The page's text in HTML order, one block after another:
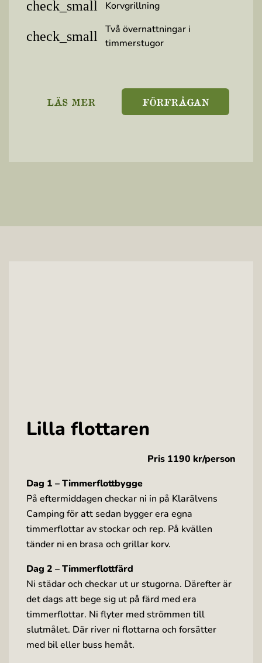
check_small Korvgrillning
check_small
Två övernattningar i
timmerstugor
LÄS MER FÖRFRÅGAN
Lilla flottaren
Pris 1190 kr/person
Dag 1 – Timmerflottbygge
På eftermiddagen checkar ni in på Klarälvens
Camping för att sedan bygger era egna
timmerflottar av stockar och rep. På kvällen
tänder ni en brasa och grillar korv.
Dag 2 – Timmerflottfärd
Ni städar och checkar ut ur stugorna. Därefter är
det dags att bege sig ut på färd med era
timmerflottar. Ni flyter med strömmen till
slutmålet. Där river ni flottarna och forsätter
med bil eller buss hemåt.